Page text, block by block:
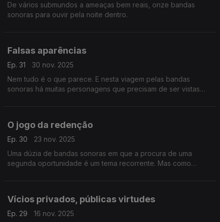
De vários submundos a ameaças bem reais, onze bandas
sonoras para ouvir pela noite dentro.
Falsas aparências
Ep. 31
30 nov. 2025
Nem tudo é o que parece. E nesta viagem pelas bandas
sonoras há muitas personagens que precisam de ser vistas
O jogo da redenção
Ep. 30
23 nov. 2025
Uma dúzia de bandas sonoras em que a procura de uma
segunda oportunidade é um tema recorrente. Mas como
Vícios privados, públicas virtudes
Ep. 29
16 nov. 2025